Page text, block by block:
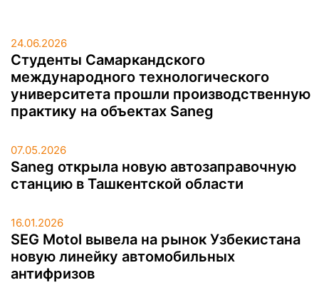
24.06.2026
Студенты Самаркандского
международного технологического
университета прошли производственную
практику на объектах Saneg
07.05.2026
Saneg открыла новую автозаправочную
станцию в Ташкентской области
16.01.2026
SEG Motol вывела на рынок Узбекистана
новую линейку автомобильных
антифризов